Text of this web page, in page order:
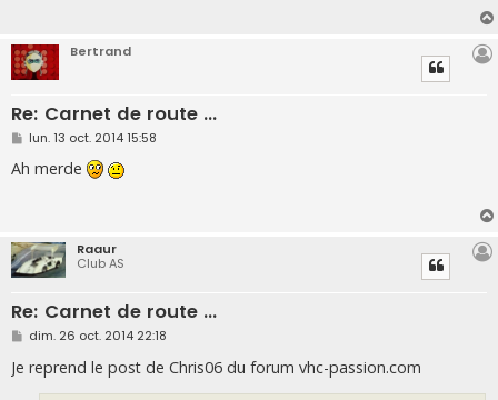
Bertrand
Re: Carnet de route ...
M
s
s
lun. 13 oct. 2014 15:58
Ah merde
Raaur
Club AS
Re: Carnet de route ...
M
s
s
dim. 26 oct. 2014 22:18
Je reprend le post de Chris06 du forum vhc-passion.com